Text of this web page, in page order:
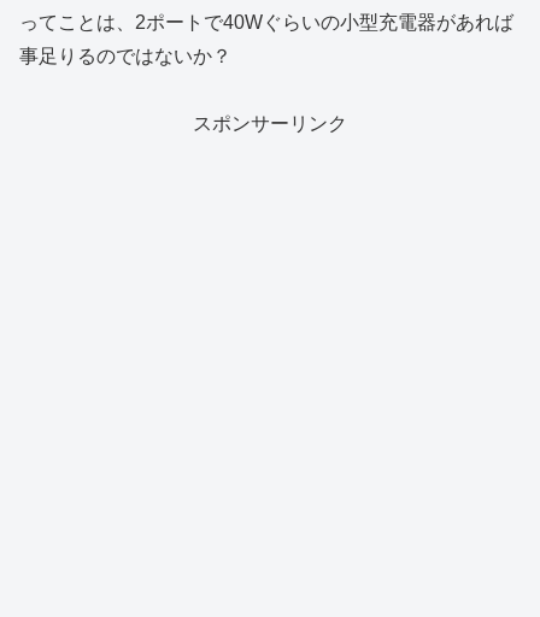
ってことは、2ポートで40Wぐらいの小型充電器があれば
事足りるのではないか？
スポンサーリンク